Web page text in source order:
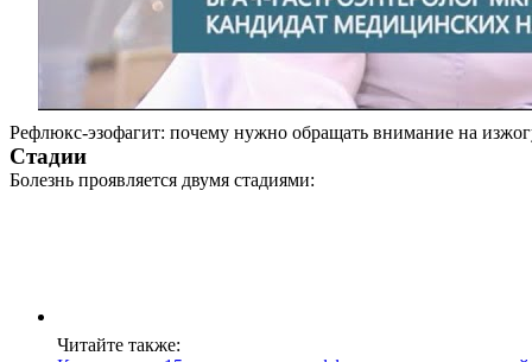
Рефлюкс-эзофагит: почему нужно обращать внимание на
Стадии
Болезнь проявляется двумя стадиями:
Читайте также: